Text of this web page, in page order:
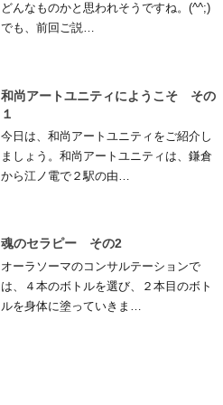
どんなものかと思われそうですね。(^^;)
でも、前回ご説…
和尚アートユニティにようこそ その
１
今日は、和尚アートユニティをご紹介し
ましょう。和尚アートユニティは、鎌倉
から江ノ電で２駅の由…
魂のセラピー その2
オーラソーマのコンサルテーションで
は、４本のボトルを選び、２本目のボト
ルを身体に塗っていきま…